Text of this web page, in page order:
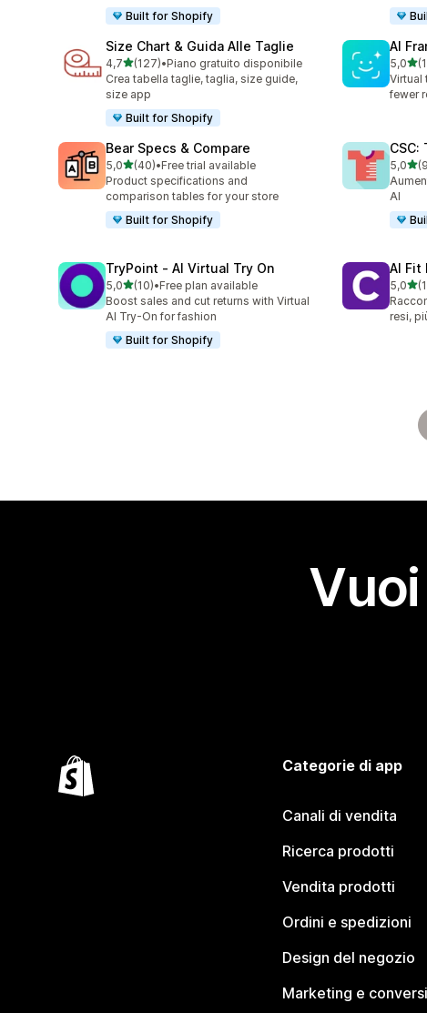
Built for Shopify
Size Chart & Guida Alle Taglie
4,7stelle su 5
(127)
127 recensioni totali
•Piano gratuito disponibile
Crea tabella taglie, taglia, size guide,
size app
Built for Shopify
AI
5,0
14
Virtual
fewer
Bear Specs & Compare
5,0stelle su 5
(40)
40 recensioni totali
•Free trial available
Product specifications and
comparison tables for your store
Built for Shopify
CSC:
5,0
94
AI
TryPoint ‑ AI Virtual Try On
5,0stelle su 5
(10)
10 recensioni totali
•Free plan available
Boost sales and cut returns with Virtual
AI Try-On for fashion
Built for Shopify
AI Fit
5,0
19
resi,
Categorie di app
Canali di vendita
Ricerca prodotti
Vendita prodotti
Ordini e spedizioni
Design del negozio
Marketing e